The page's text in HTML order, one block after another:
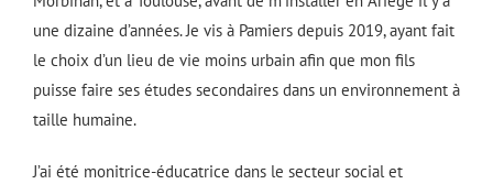
une dizaine d’années. Je vis à Pamiers depuis 2019, ayant fait
le choix d’un lieu de vie moins urbain afin que mon fils
puisse faire ses études secondaires dans un environnement à
taille humaine.
J’ai été monitrice-éducatrice dans le secteur social et